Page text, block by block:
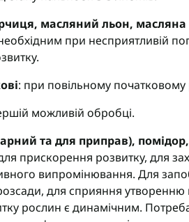
масляний льон, масляна
при несприятливій
: при повільному
можливій обробці.
та для приправ),
прискорення розвитку, для
випромінювання. Для
для сприяння
рослин є динамічним.